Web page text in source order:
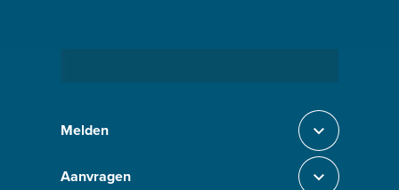
Melden Sluit section-0
Aanvragen Sluit section-1